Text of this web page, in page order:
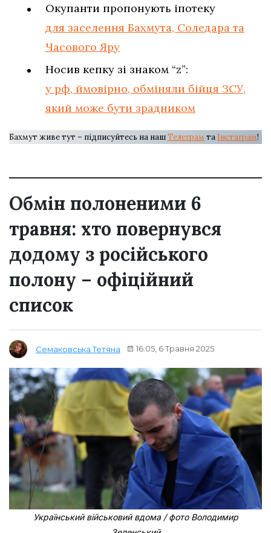
Окупанти пропонують іпотеку
для заселення Бахмута, Соледара та
Часового Яру
Носив кепку зі знаком “z”:
у рф, ймовірно, обміняли бійця ЗСУ,
який може бути зрадником
Бахмут живе тут – підписуйтесь на нашТелеграм та Інстаграм!
Обмін полоненими 6
травня: хто повернувся
додому з російського
полону – офіційний
список
Семаковська Тетяна 16:05, 6 Травня 2025
Український військовий вдома / фото Володимир